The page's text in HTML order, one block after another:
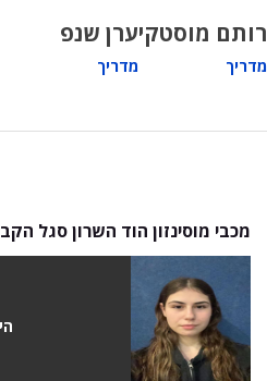
רותם מוסטקי
מדריך
ערן שנפ
מדריך
מכבי מוסינזון הוד השרון סגל